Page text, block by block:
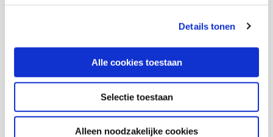
Details tonen
Alle cookies toestaan
Selectie toestaan
Alleen noodzakelijke cookies
Deel deze publicatie op: